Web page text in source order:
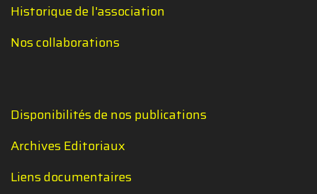
Historique de l'association
Nos collaborations
Disponibilités de nos publications
Archives Editoriaux
Liens documentaires